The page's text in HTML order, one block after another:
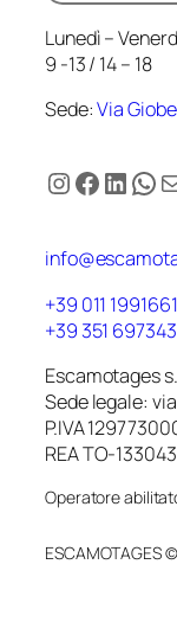
Lunedì –
9 -13 / 14 – 18
Sede:Via
Instagram
+39 011
+39 351
Escamotages
Sede legale:
P.IVA
REA TO-
Operatore
ESCAMOTAGES